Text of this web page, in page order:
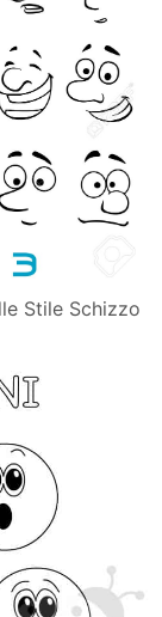
Stile Schizzo